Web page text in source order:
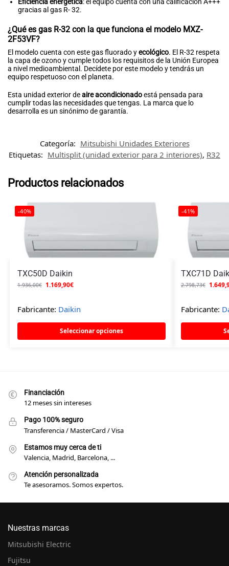
gracias al gas R- 32.
¿Qué es gas R-32 con la que funciona el modelo MXZ-
2F53VF?
El modelo cuenta con este gas fluorado yecológico. El R-32 respeta
la capa de ozono y cumple todos los requisitos de la Unión Europea
a nivel medioambiental. Decídete por este modelo y tendrás un
equipo respetuoso con el planeta.
Esta unidad exterior deaire acondicionadoestá pensada para
cumplir todas las necesidades que tengas. La marca que lo
desarrolla es un sinónimo de garantía.
Categoría: Mitsubishi Unidades Exteriores
Etiquetas: Multisplit (unidad exterior para 2 interiores), R32
Productos relacionados
-40%
TXC50D Daikin
1.936,00€ 1.169,90€
Fabricante: Daikin
Seleccionar opciones
-41%
TXC71D
2.798,73€
Fabricante:
Financiación
12 meses sin intereses
Pago 100% seguro
Transferencia / MasterCard / Visa
Estamos muy cerca de ti
Valencia, Madrid, Barcelona, ...
Atención personalizada
Te asesoramos. Somos expertos.
Nuestras marcas
Mitsubishi Electric
Fujitsu